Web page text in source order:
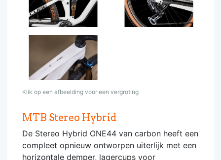
Klik op een afbeelding voor een vergroting
MTB Stereo Hybrid
De Stereo Hybrid ONE44 van carbon heeft een
compleet opnieuw ontworpen uiterlijk met een
horizontale demper, lagercups voor